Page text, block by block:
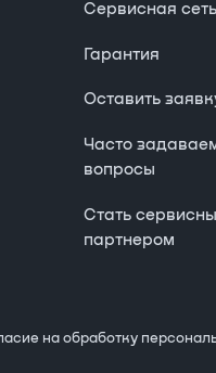
Сервисная сеть
Гарантия
Оставить
Часто
вопросы
Стать
партнером
на обработку